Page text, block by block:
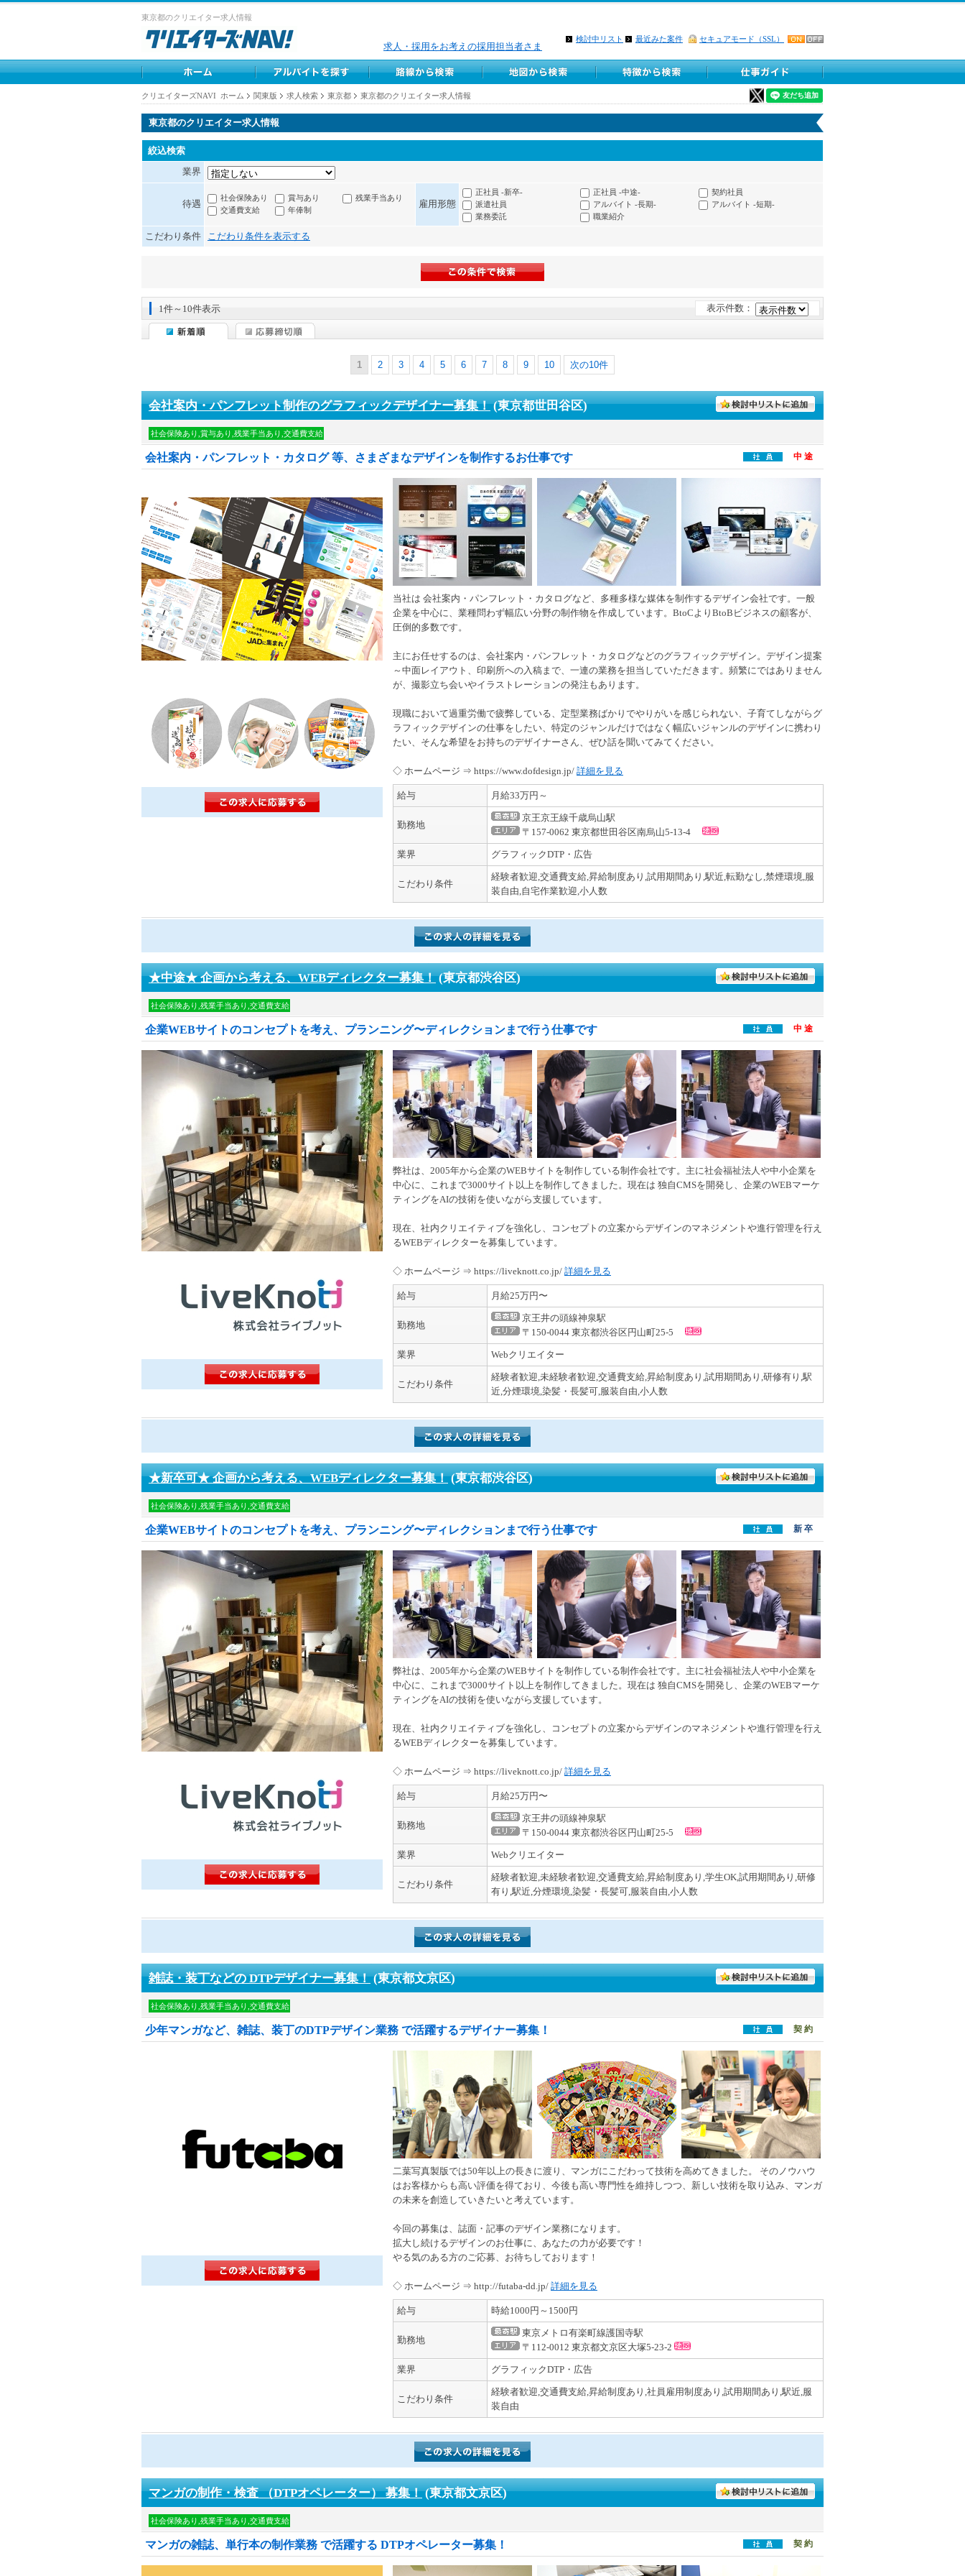
東京都のクリエイター求人情報
検討中リスト 最近みた案件 セキュアモード（SSL）
求人・採用をお考えの採用担当者さま
クリエイターズNAVI ホーム 関東版 求人検索 東京都 東京都のクリエイター求人情報
東京都のクリエイター求人情報
絞込検索
業界
待遇
社会保険あり 賞与あり
残業手当あり
交通費支給
年俸制
雇用形態
正社員 -新卒- 正社員 -中途-
契約社員
派遣社員
アルバイト -長期-
アルバイト -短期-
業務委託
職業紹介
こだわり条件 こだわり条件を表示する
1件～10件表示 表示件数：
1 2 3 4 5 6 7 8 9 10 次の10件
会社案内・パンフレット制作のグラフィックデザイナー募集！(東京都世田谷区)
社会保険あり,賞与あり,残業手当あり,交通費支給
会社案内・パンフレット・カタログ 等、さまざまなデザインを制作するお仕事です 中 途
当社は 会社案内・パンフレット・カタログなど、多種多様な媒体を制作するデザイン会社です。一般
企業を中心に、業種問わず幅広い分野の制作物を作成しています。BtoCよりBtoBビジネスの顧客が、
圧倒的多数です。
主にお任せするのは、会社案内・パンフレット・カタログなどのグラフィックデザイン。デザイン提案
～中面レイアウト、印刷所への入稿まで、一連の業務を担当していただきます。頻繁にではありません
が、撮影立ち会いやイラストレーションの発注もあります。
現職において過重労働で疲弊している、定型業務ばかりでやりがいを感じられない、子育てしながらグ
ラフィックデザインの仕事をしたい、特定のジャンルだけではなく幅広いジャンルのデザインに携わり
たい、そんな希望をお持ちのデザイナーさん、ぜひ話を聞いてみてください。
◇ ホームページ ⇒ https://www.dofdesign.jp/ 詳細を見る
給与 月給33万円～
勤務地
京王京王線千歳烏山駅
〒157-0062 東京都世田谷区南烏山5-13-4
業界 グラフィックDTP・広告
こだわり条件
経験者歓迎,交通費支給,昇給制度あり,試用期間あり,駅近,転勤なし,禁煙環境,服
装自由,自宅作業歓迎,小人数
★中途★ 企画から考える、WEBディレクター募集！(東京都渋谷区)
社会保険あり,残業手当あり,交通費支給
企業WEBサイトのコンセプトを考え、プランニング〜ディレクションまで行う仕事です 中 途
弊社は、2005年から企業のWEBサイトを制作している制作会社です。主に社会福祉法人や中小企業を
中心に、これまで3000サイト以上を制作してきました。現在は 独自CMSを開発し、企業のWEBマーケ
ティングをAIの技術を使いながら支援しています。
現在、社内クリエイティブを強化し、コンセプトの立案からデザインのマネジメントや進行管理を行え
るWEBディレクターを募集しています。
◇ ホームページ ⇒ https://liveknott.co.jp/ 詳細を見る
給与 月給25万円〜
勤務地
京王井の頭線神泉駅
〒150-0044 東京都渋谷区円山町25-5
業界 Webクリエイター
こだわり条件
経験者歓迎,未経験者歓迎,交通費支給,昇給制度あり,試用期間あり,研修有り,駅
近,分煙環境,染髪・長髪可,服装自由,小人数
★新卒可★ 企画から考える、WEBディレクター募集！(東京都渋谷区)
社会保険あり,残業手当あり,交通費支給
企業WEBサイトのコンセプトを考え、プランニング〜ディレクションまで行う仕事です 新 卒
弊社は、2005年から企業のWEBサイトを制作している制作会社です。主に社会福祉法人や中小企業を
中心に、これまで3000サイト以上を制作してきました。現在は 独自CMSを開発し、企業のWEBマーケ
ティングをAIの技術を使いながら支援しています。
現在、社内クリエイティブを強化し、コンセプトの立案からデザインのマネジメントや進行管理を行え
るWEBディレクターを募集しています。
◇ ホームページ ⇒ https://liveknott.co.jp/ 詳細を見る
給与 月給25万円〜
勤務地
京王井の頭線神泉駅
〒150-0044 東京都渋谷区円山町25-5
業界 Webクリエイター
こだわり条件
経験者歓迎,未経験者歓迎,交通費支給,昇給制度あり,学生OK,試用期間あり,研修
有り,駅近,分煙環境,染髪・長髪可,服装自由,小人数
雑誌・装丁などの DTPデザイナー募集！(東京都文京区)
社会保険あり,残業手当あり,交通費支給
少年マンガなど、雑誌、装丁のDTPデザイン業務 で活躍するデザイナー募集！ 契 約
二葉写真製版では50年以上の長きに渡り、マンガにこだわって技術を高めてきました。 そのノウハウ
はお客様からも高い評価を得ており、今後も高い専門性を維持しつつ、新しい技術を取り込み、マンガ
の未来を創造していきたいと考えています。
今回の募集は、誌面・記事のデザイン業務になります。
拡大し続けるデザインのお仕事に、あなたの力が必要です！
やる気のある方のご応募、お待ちしております！
◇ ホームページ ⇒ http://futaba-dd.jp/ 詳細を見る
給与 時給1000円～1500円
勤務地
東京メトロ有楽町線護国寺駅
〒112-0012 東京都文京区大塚5-23-2
業界 グラフィックDTP・広告
こだわり条件
経験者歓迎,交通費支給,昇給制度あり,社員雇用制度あり,試用期間あり,駅近,服
装自由
マンガの制作・検査 （DTPオペレーター） 募集！(東京都文京区)
社会保険あり,残業手当あり,交通費支給
マンガの雑誌、単行本の制作業務 で活躍する DTPオペレーター募集！ 契 約